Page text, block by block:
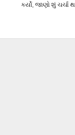
કર્યો, જાણો શું ચર્ચા